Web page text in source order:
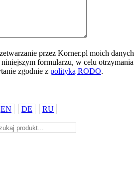
przez Korner.pl moich danych
formularzu, w celu otrzymania
zgodnie z polityką RODO.
EN DE RU